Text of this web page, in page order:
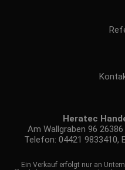
Heratec
Am Wallgraben 96
Telefon: 04421 9833410,
Ein Verkauf erfolgt nur an